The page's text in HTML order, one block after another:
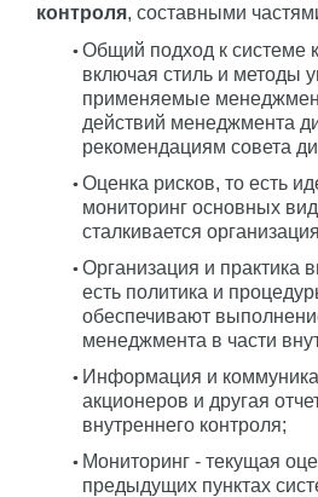
контроля, составными
Общий подход к системе
включая стиль и методы
применяемые
действий менеджмента
рекомендациям совета
Оценка рисков, то есть
мониторинг основных
сталкивается
Организация и практика
есть политика и
обеспечивают
менеджмента в части
Информация и
акционеров и другая
внутреннего контроля;
Мониторинг - текущая
предыдущих пунктах